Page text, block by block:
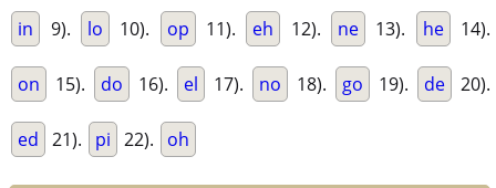
in 9). lo 10). op 11). eh 12). ne 13). he 14).
on 15). do 16). el 17). no 18). go 19). de 20).
ed 21). pi 22). oh